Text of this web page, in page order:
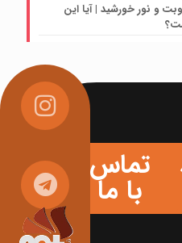
و نور خورشید | آیا این
تماس
با ما